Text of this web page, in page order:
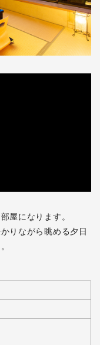
屋になります。
りながら眺める夕日